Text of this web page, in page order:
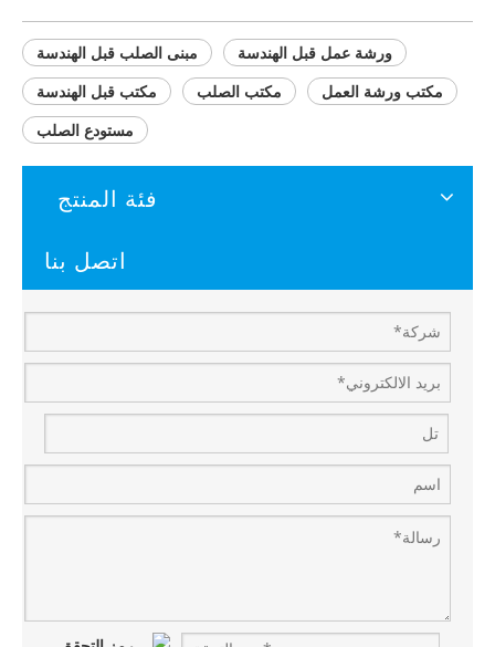
مبنى الصلب قبل الهندسة
ورشة عمل قبل الهندسة
مكتب قبل الهندسة
مكتب الصلب
مكتب ورشة العمل
مستودع الصلب
فئة المنتج
اتصل بنا